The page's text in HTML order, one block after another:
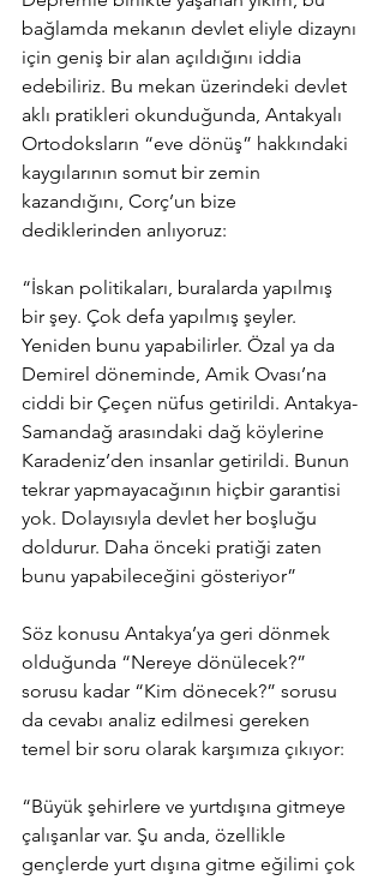
bağlamda mekanın devlet eliyle dizaynı
için geniş bir alan açıldığını iddia
edebiliriz. Bu mekan üzerindeki devlet
aklı pratikleri okunduğunda, Antakyalı
Ortodoksların “eve dönüş” hakkındaki
kaygılarının somut bir zemin
kazandığını, Corç’un bize
dediklerinden anlıyoruz:
“İskan politikaları, buralarda yapılmış
bir şey. Çok defa yapılmış şeyler.
Yeniden bunu yapabilirler. Özal ya da
Demirel döneminde, Amik Ovası’na
ciddi bir Çeçen nüfus getirildi. Antakya-
Samandağ arasındaki dağ köylerine
Karadeniz’den insanlar getirildi. Bunun
tekrar yapmayacağının hiçbir garantisi
yok. Dolayısıyla devlet her boşluğu
doldurur. Daha önceki pratiği zaten
bunu yapabileceğini gösteriyor”
Söz konusu Antakya’ya geri dönmek
olduğunda “Nereye dönülecek?”
sorusu kadar “Kim dönecek?” sorusu
da cevabı analiz edilmesi gereken
temel bir soru olarak karşımıza çıkıyor:
“Büyük şehirlere ve yurtdışına gitmeye
çalışanlar var. Şu anda, özellikle
gençlerde yurt dışına gitme eğilimi çok